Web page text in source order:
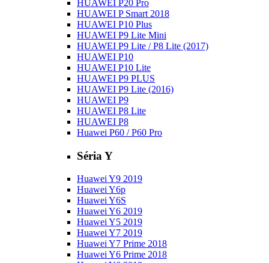
HUAWEI P20 Pro
HUAWEI P Smart 2018
HUAWEI P10 Plus
HUAWEI P9 Lite Mini
HUAWEI P9 Lite / P8 Lite (2017)
HUAWEI P10
HUAWEI P10 Lite
HUAWEI P9 PLUS
HUAWEI P9 Lite (2016)
HUAWEI P9
HUAWEI P8 Lite
HUAWEI P8
Huawei P60 / P60 Pro
Séria Y
Huawei Y9 2019
Huawei Y6p
Huawei Y6S
Huawei Y6 2019
Huawei Y5 2019
Huawei Y7 2019
Huawei Y7 Prime 2018
Huawei Y6 Prime 2018